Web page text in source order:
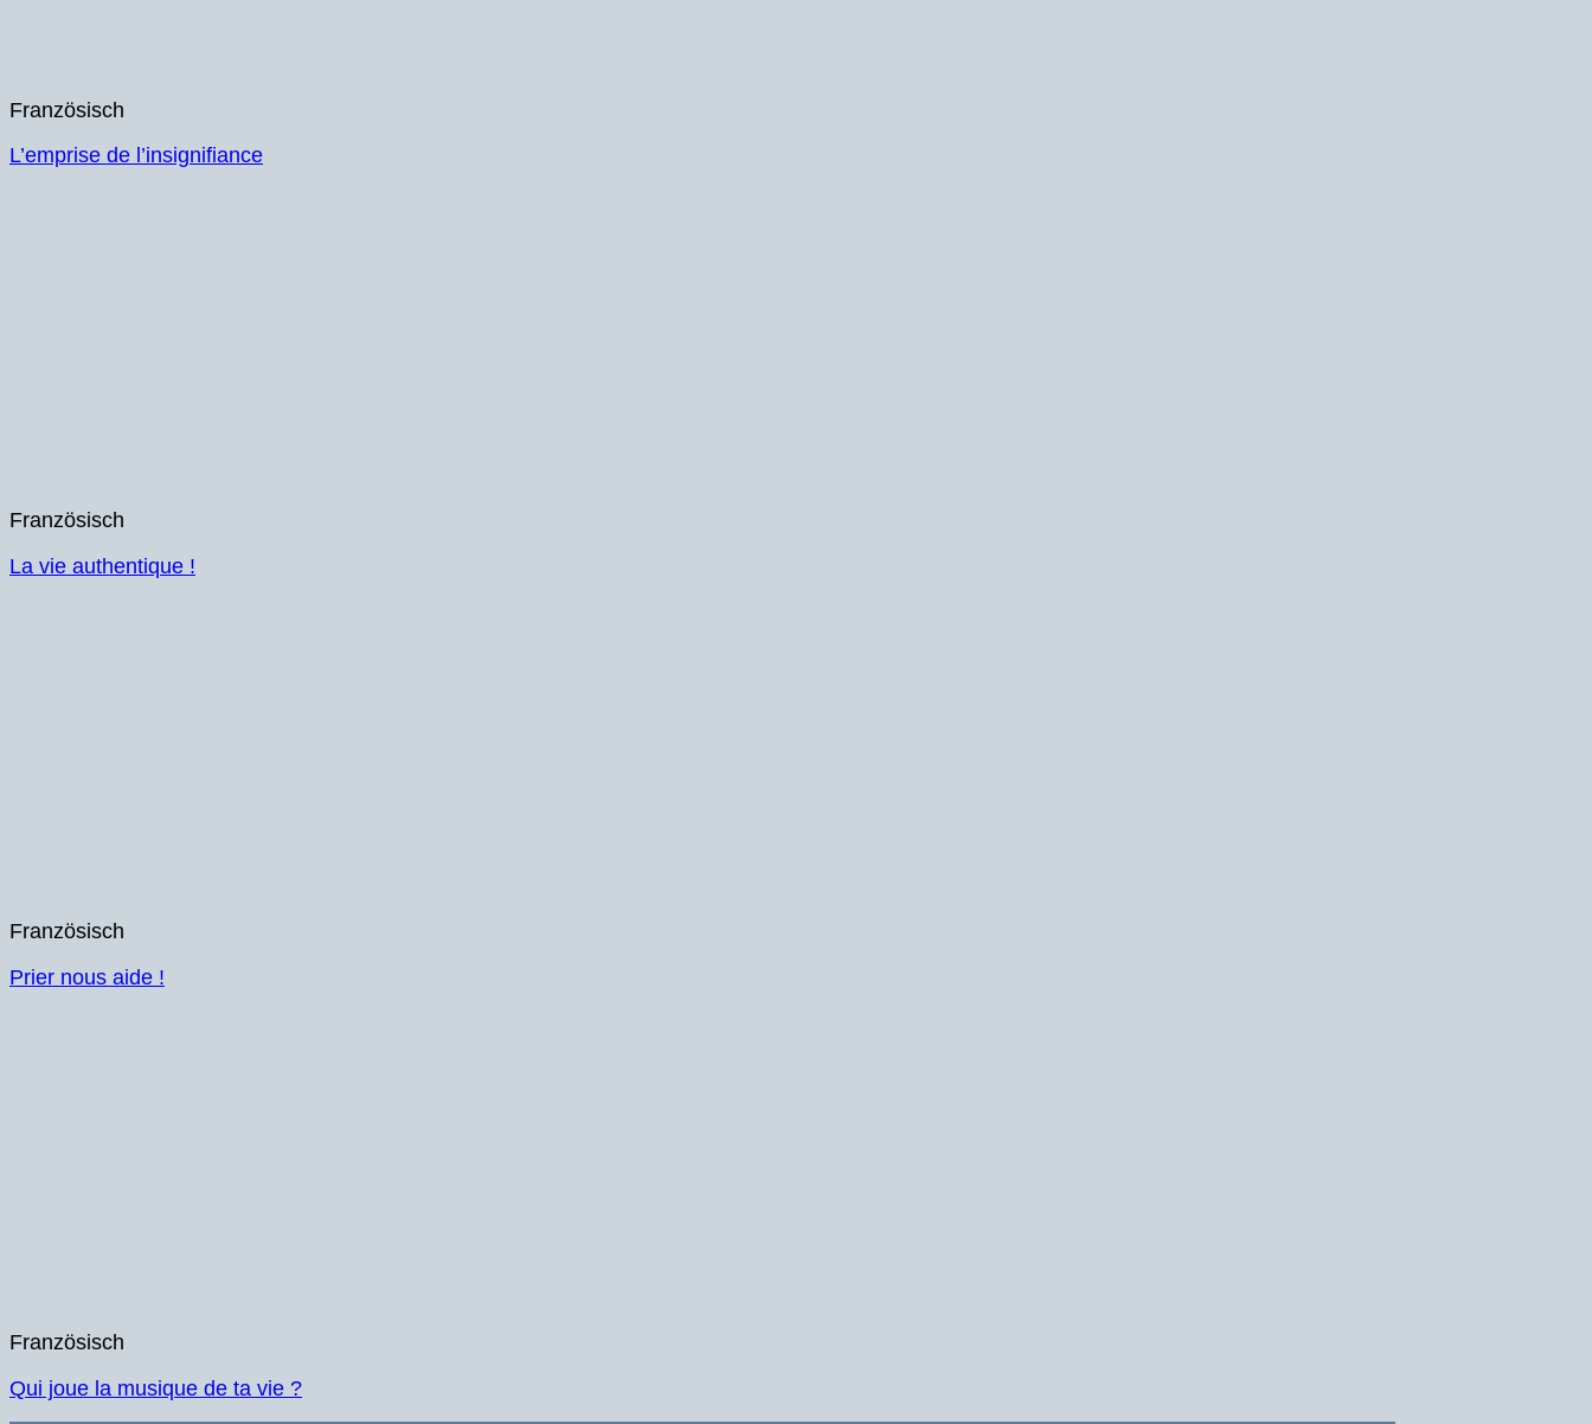
Französisch
L’emprise de l’insignifiance
Französisch
La vie authentique !
Französisch
Prier nous aide !
Französisch
Qui joue la musique de ta vie ?